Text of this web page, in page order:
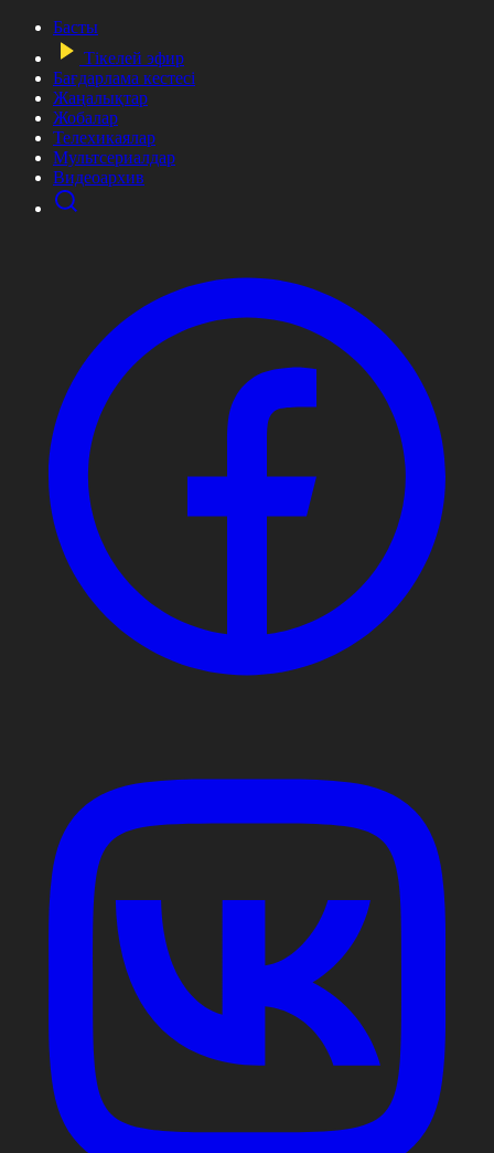
Басты
Тікелей эфир
Бағдарлама кестесі
Жаңалықтар
Жобалар
Телехикаялар
Мультсериалдар
Видеоархив